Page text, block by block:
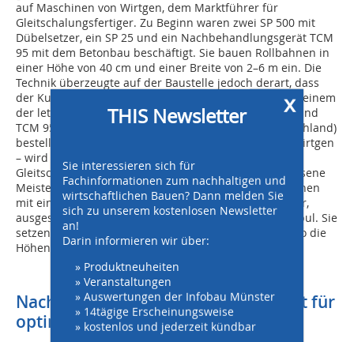
auf Maschinen von Wirtgen, dem Marktführer für
Gleitschalungsfertiger. Zu Beginn waren zwei SP 500 mit
Dübelsetzer, ein SP 25 und ein Nachbehandlungsgerät TCM
95 mit dem Betonbau beschäftigt. Sie bauen Rollbahnen in
einer Höhe von 40 cm und einer Breite von 2–6 m ein. Die
Technik überzeugte auf der Baustelle jedoch derart, dass
der Kunde ein weiteres „Maschinen-Set“ aus SP 500 – einem
der letzten hergestellten Betonfertiger dieses Typs – und
TCM 95 im Wirtgen Stammwerk in Windhagen (Deutschland)
bestellte. Der SP 500 – ein echtes Erfolgsmodell von Wirtgen
– wird künftig durch die neue SP 60-Serie ersetzt. Die
Gleitschalungsfertiger dieser Baureihe sind ausgewiesene
Meister von Inset- und Offset-Anwendungen und können
mit einer Vielzahl an Optionen, u.a. einem Dübelsetzer,
ausgestattet werden. So auch die drei SP 500 in Istanbul. Sie
setzen Dübel im Abstand von 38–50 cm und sichern so die
Höhenlage benachbarter Platten.
Nachbehandlungsgerät TCM 95 sorgt für
optimale Struktur der Betondecken
x
THIS Newsletter
Sie interessieren sich für
Fachinformationen zum nachhaltigen und
wirtschaftlichen Bauen? Dann melden Sie
sich zu unserem kostenlosen Newsletter
an!
Darin informieren wir über:
» Produktneuheiten
» Veranstaltungen
» Auswertungen der Infobau Münster
» 14tägige Erscheinungsweise
» kostenlos und jederzeit kündbar